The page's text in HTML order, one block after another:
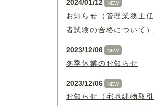
2024/01/12 NEW
お知らせ（管理業務主任
者試験の合格について）
2023/12/06 NEW
冬季休業のお知らせ
2023/12/06 NEW
お知らせ（宅地建物取引